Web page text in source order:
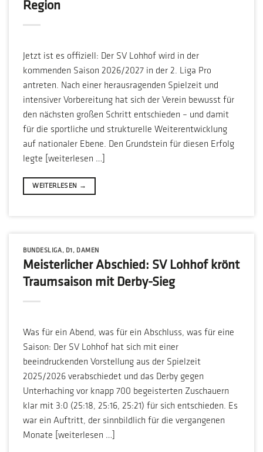
Region
Jetzt ist es offiziell: Der SV Lohhof wird in der
kommenden Saison 2026/2027 in der 2. Liga Pro
antreten. Nach einer herausragenden Spielzeit und
intensiver Vorbereitung hat sich der Verein bewusst für
den nächsten großen Schritt entschieden – und damit
für die sportliche und strukturelle Weiterentwicklung
auf nationaler Ebene. Den Grundstein für diesen Erfolg
legte [weiterlesen …]
WEITERLESEN →
BUNDESLIGA, D1 , DAMEN
Meisterlicher Abschied: SV Lohhof krönt
Traumsaison mit Derby-Sieg
Was für ein Abend, was für ein Abschluss, was für eine
Saison: Der SV Lohhof hat sich mit einer
beeindruckenden Vorstellung aus der Spielzeit
2025/2026 verabschiedet und das Derby gegen
Unterhaching vor knapp 700 begeisterten Zuschauern
klar mit 3:0 (25:18, 25:16, 25:21) für sich entschieden. Es
war ein Auftritt, der sinnbildlich für die vergangenen
Monate [weiterlesen …]